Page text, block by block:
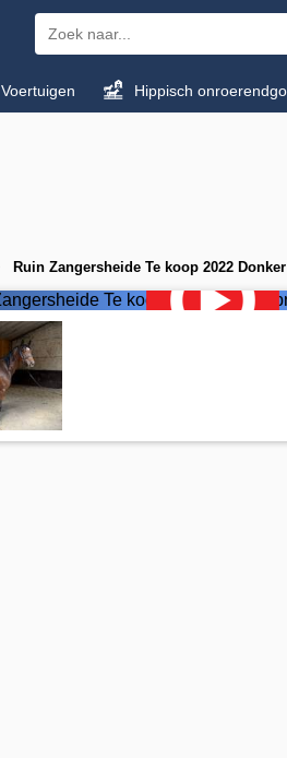
Voertuigen Hippisch
Ruin Zangersheide Te koop 2022